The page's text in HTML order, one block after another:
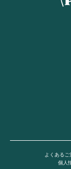
よくあるご
個人